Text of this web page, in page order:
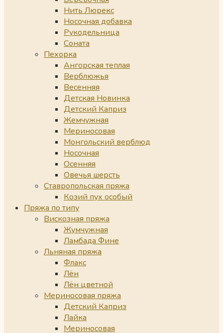
Нить Люрекс
Носочная добавка
Рукодельница
Соната
Пехорка
Ангорская теплая
Верблюжья
Весенняя
Детская Новинка
Детский Каприз
Жемчужная
Мериносовая
Монгольский верблюд
Носочная
Осенняя
Овечья шерсть
Ставропольская пряжа
Козий пух особый
Пряжа по типу
Вискозная пряжа
Жумчужная
Ламбада Фине
Льняная пряжа
Флакс
Лён
Лён цветной
Мериносовая пряжа
Детский Каприз
Лайка
Мериносовая